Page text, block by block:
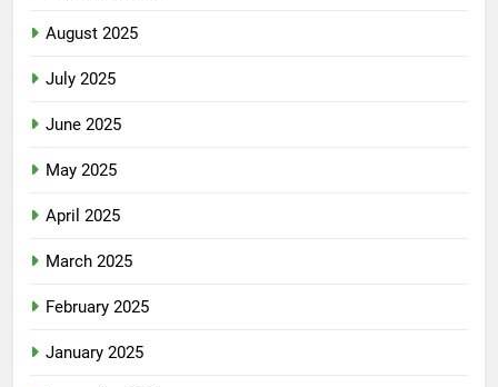
August 2025
July 2025
June 2025
May 2025
April 2025
March 2025
February 2025
January 2025